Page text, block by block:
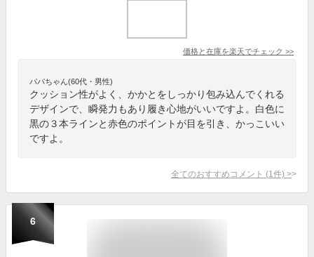
価格と在庫を楽天でチェック >>
パパちゃん(60代・男性)
クッション性がよく、かかとをしっかり包み込んでくれる
デザインで、瞬発力もあり履き心地がいいですよ。白色に
黒の３本ラインと赤色のポイントが目を引き、かっこいい
ですよ。
全てのおすすめコメント (1 件) >
6